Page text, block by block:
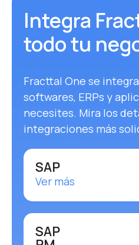
Integra
todo tu
Fracttal One se
softwares, ERPs y
necesites. Mira los
integraciones más
SAP
Ver más
SAP